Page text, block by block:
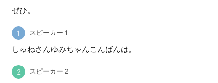
ぜひ。
スピーカー 1
しゅねさんゆみちゃんこんばんは。
スピーカー 2